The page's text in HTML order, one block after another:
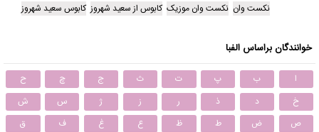
نکست وان نکست وان موزیک کابوس از سعید شهروز کابوس سعید شهروز
خوانندگان براساس الفبا
ا ب پ ت ث ج چ
ح
خ
د ذ ر ز ژ س
ش
ص
ض ط ظ ع غ ف
ق